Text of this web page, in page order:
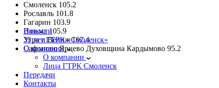
Смоленск 105.2
Рославль 101.8
Гагарин 103.9
Вязьма 105.9
Угра и Велиж 107.4
Сафоново Ярцево Духовщина Кардымово 95.2
Новости
35 лет ГТРК «Смоленск»
О компании
О компании
Лица ГТРК Смоленск
Передачи
Контакты